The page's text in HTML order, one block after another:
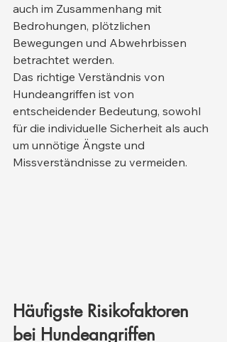
auch im Zusammenhang mit
Bedrohungen, plötzlichen
Bewegungen und Abwehrbissen
betrachtet werden.
Das richtige Verständnis von
Hundeangriffen ist von
entscheidender Bedeutung, sowohl
für die individuelle Sicherheit als auch
um unnötige Ängste und
Missverständnisse zu vermeiden.
Häufigste Risikofaktoren
bei Hundeangriffen